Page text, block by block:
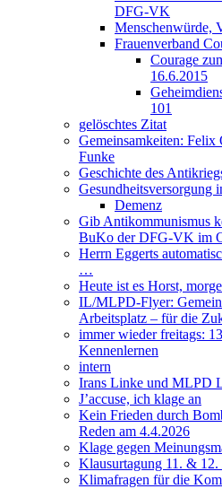
DFG-VK
Menschenwürde,
Frauenverband
Courage
16.6.2015
101
gelöschtes Zitat
Gemeinsamkeiten: Felix
Funke
Geschichte des
Gesundheitsversorgung
Demenz
Gib Antikommunismus
BuKo der DFG-VK im
Herrn Eggerts
…
Heute ist es Horst,
IL/MLPD-Flyer:
Arbeitsplatz – für die
immer wieder freitags:
Kennenlernen
intern
Irans Linke und MLPD
J’accuse, ich klage an
Kein Frieden durch
Reden am 4.4.2026
Klage gegen
Klausurtagung 11. & 12.
Klimafragen für die